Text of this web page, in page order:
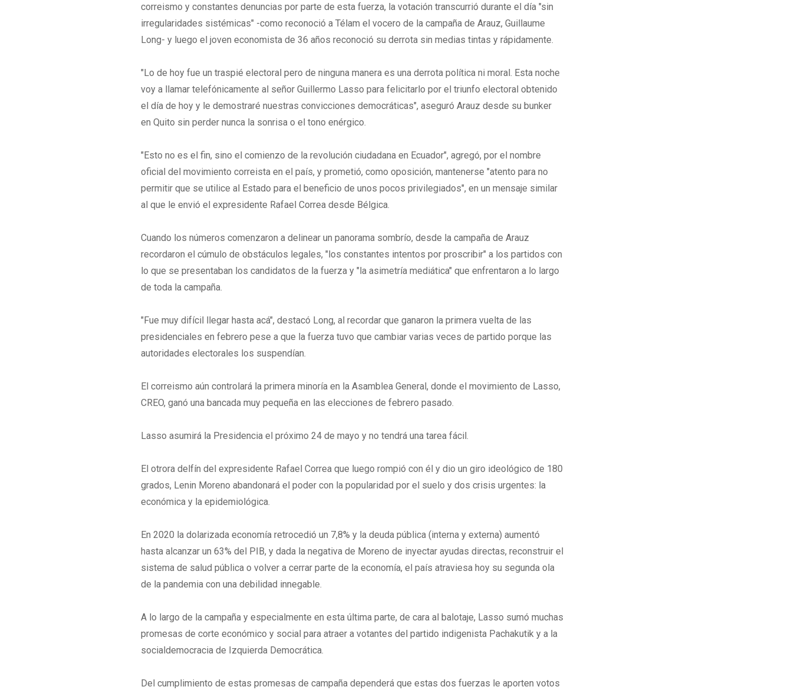
correismo y constantes denuncias por parte de esta fuerza, la votación transcurrió durante el día "sin
irregularidades sistémicas" -como reconoció a Télam el vocero de la campaña de Arauz, Guillaume
Long- y luego el joven economista de 36 años reconoció su derrota sin medias tintas y rápidamente.
"Lo de hoy fue un traspié electoral pero de ninguna manera es una derrota política ni moral. Esta noche
voy a llamar telefónicamente al señor Guillermo Lasso para felicitarlo por el triunfo electoral obtenido
el día de hoy y le demostraré nuestras convicciones democráticas", aseguró Arauz desde su bunker
en Quito sin perder nunca la sonrisa o el tono enérgico.
"Esto no es el fin, sino el comienzo de la revolución ciudadana en Ecuador", agregó, por el nombre
oficial del movimiento correista en el país, y prometió, como oposición, mantenerse "atento para no
permitir que se utilice al Estado para el beneficio de unos pocos privilegiados", en un mensaje similar
al que le envió el expresidente Rafael Correa desde Bélgica.
Cuando los números comenzaron a delinear un panorama sombrío, desde la campaña de Arauz
recordaron el cúmulo de obstáculos legales, "los constantes intentos por proscribir" a los partidos con
lo que se presentaban los candidatos de la fuerza y "la asimetría mediática" que enfrentaron a lo largo
de toda la campaña.
"Fue muy difícil llegar hasta acá", destacó Long, al recordar que ganaron la primera vuelta de las
presidenciales en febrero pese a que la fuerza tuvo que cambiar varias veces de partido porque las
autoridades electorales los suspendían.
El correismo aún controlará la primera minoría en la Asamblea General, donde el movimiento de Lasso,
CREO, ganó una bancada muy pequeña en las elecciones de febrero pasado.
Lasso asumirá la Presidencia el próximo 24 de mayo y no tendrá una tarea fácil.
El otrora delfín del expresidente Rafael Correa que luego rompió con él y dio un giro ideológico de 180
grados, Lenin Moreno abandonará el poder con la popularidad por el suelo y dos crisis urgentes: la
económica y la epidemiológica.
En 2020 la dolarizada economía retrocedió un 7,8% y la deuda pública (interna y externa) aumentó
hasta alcanzar un 63% del PIB, y dada la negativa de Moreno de inyectar ayudas directas, reconstruir el
sistema de salud pública o volver a cerrar parte de la economía, el país atraviesa hoy su segunda ola
de la pandemia con una debilidad innegable.
A lo largo de la campaña y especialmente en esta última parte, de cara al balotaje, Lasso sumó muchas
promesas de corte económico y social para atraer a votantes del partido indigenista Pachakutik y a la
socialdemocracia de Izquierda Democrática.
Del cumplimiento de estas promesas de campaña dependerá que estas dos fuerzas le aporten votos